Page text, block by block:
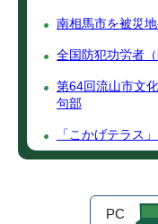
南相馬市を被災
全国防犯功労者
第64回流山市文
句部
「こかげテラス
PC